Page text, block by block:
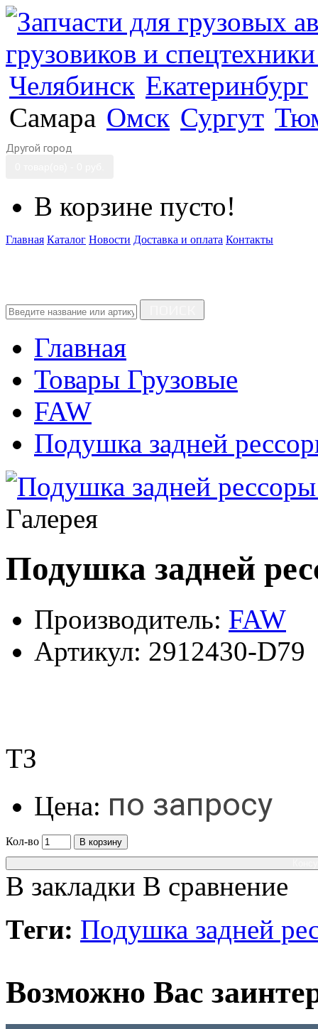
Челябинск Екатеринбург
Самара Омск Сургут
Другой город
В корзине пусто!
Главная Каталог Новости Доставка и оплата Контакты
Главная
Товары Грузовые
FAW
Подушка задней
Галерея
Подушка задней
Производитель: FAW
Артикул: 2912430-D79
ТЗ
Цена: по запросу
Кол-во
В корзину
В закладки В сравнение
Теги: Подушка задней
Возможно Вас